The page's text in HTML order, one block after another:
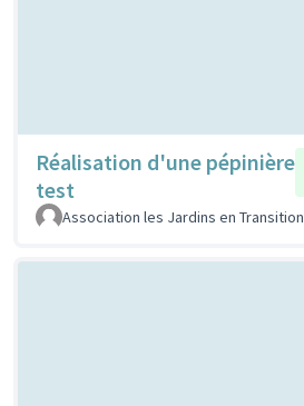
Réalisation d'une pépinière
test
Association les Jardins en Transition